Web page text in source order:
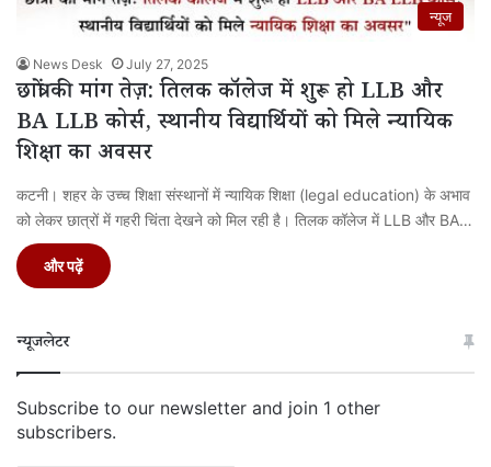
न्यूज
News Desk July 27, 2025
छात्रों की मांग तेज़: तिलक कॉलेज में शुरू हो LLB और
BA LLB कोर्स, स्थानीय विद्यार्थियों को मिले न्यायिक
शिक्षा का अवसर
कटनी। शहर के उच्च शिक्षा संस्थानों में न्यायिक शिक्षा (legal education) के अभाव
को लेकर छात्रों में गहरी चिंता देखने को मिल रही है। तिलक कॉलेज में LLB और BA…
और पढ़ें
न्यूजलेटर
Subscribe to our newsletter and join 1 other
subscribers.